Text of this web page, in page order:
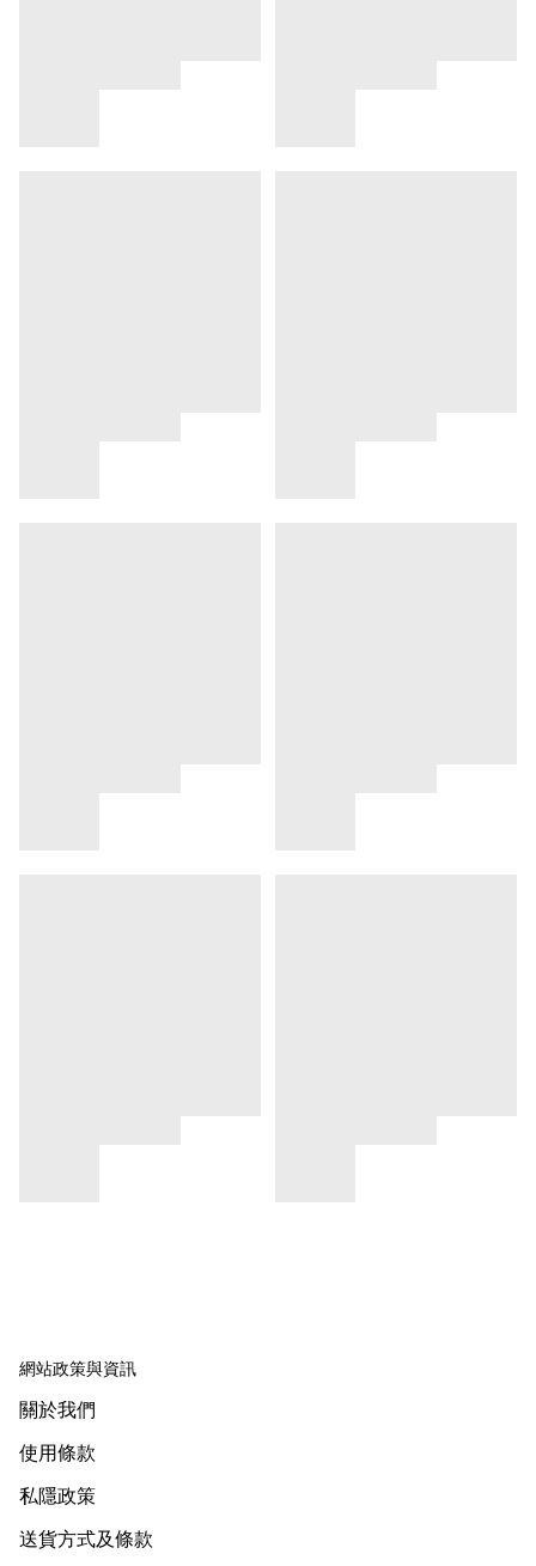
網站政策與資訊
關於我們
使用條款
私隱政策
送貨方式及條款